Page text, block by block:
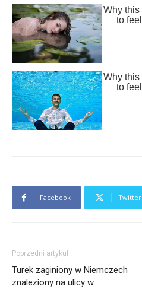
Facebook Twitter
Poprzedni artykuł
Turek zaginiony w Niemczech
znaleziony na ulicy w